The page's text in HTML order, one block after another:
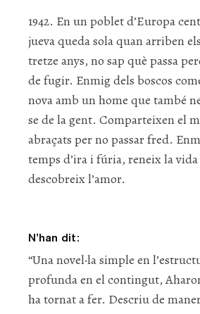
1942. En un poblet d’Europa
jueva queda sola quan arriben
tretze anys, no sap què passa
de fugir. Enmig dels boscos
nova amb un home que també
se de la gent. Comparteixen el
abraçats per no passar fred.
temps d’ira i fúria, reneix la
descobreix l’amor.
N’han dit:
“Una novel·la simple en
profunda en el contingut,
ha tornat a fer. Descriu de